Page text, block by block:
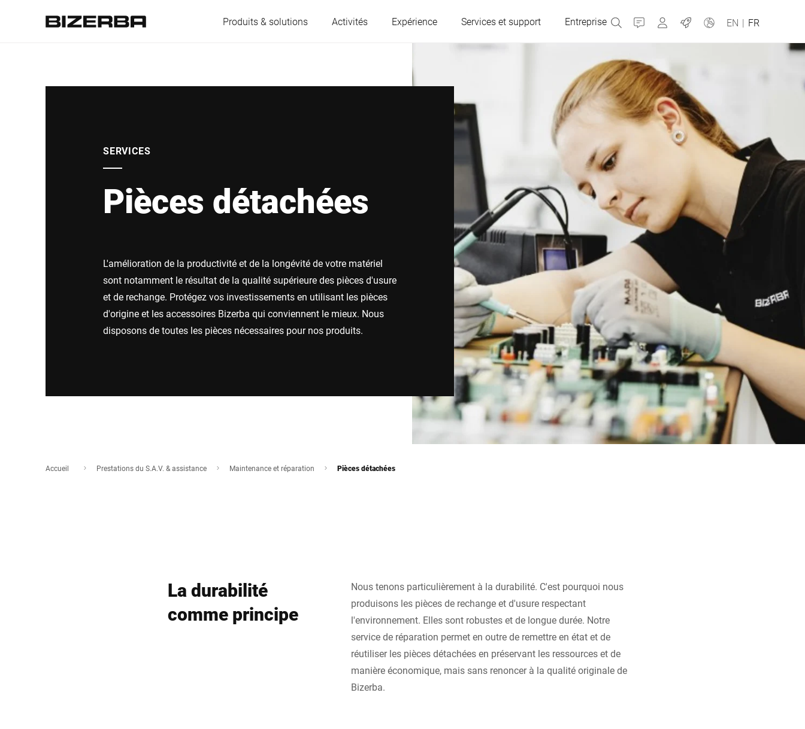
Produits & solutions Activités Expérience Services et support Entreprise Contact MyBizerba
Emplois EN | FR
Belgique République tchèque
Allemagne Grèce
Italie Pays-Bas
Pologne Portugal Russie
Serbia
Espagne Suisse Turquie
Royaume-Uni
Site Web mondial
SERVICES
Pièces détachées
L'amélioration de la productivité et de la longévité de votre matériel
sont notamment le résultat de la qualité supérieure des pièces d'usure
et de rechange. Protégez vos investissements en utilisant les pièces
d'origine et les accessoires Bizerba qui conviennent le mieux. Nous
disposons de toutes les pièces nécessaires pour nos produits.
Accueil Prestations du S.A.V. & assistance Maintenance et réparation Pièces détachées
La durabilité
comme principe
Nous tenons particulièrement à la durabilité. C'est pourquoi nous
produisons les pièces de rechange et d'usure respectant
l'environnement. Elles sont robustes et de longue durée. Notre
service de réparation permet en outre de remettre en état et de
réutiliser les pièces détachées en préservant les ressources et de
manière économique, mais sans renoncer à la qualité originale de
Bizerba.